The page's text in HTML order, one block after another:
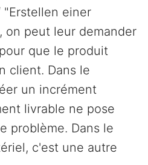
einer
on peut leur demander
que le produit
client. Dans le
un incrément
livrable ne pose
problème. Dans le
c'est une autre